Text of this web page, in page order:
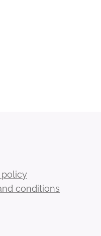
policy
conditions